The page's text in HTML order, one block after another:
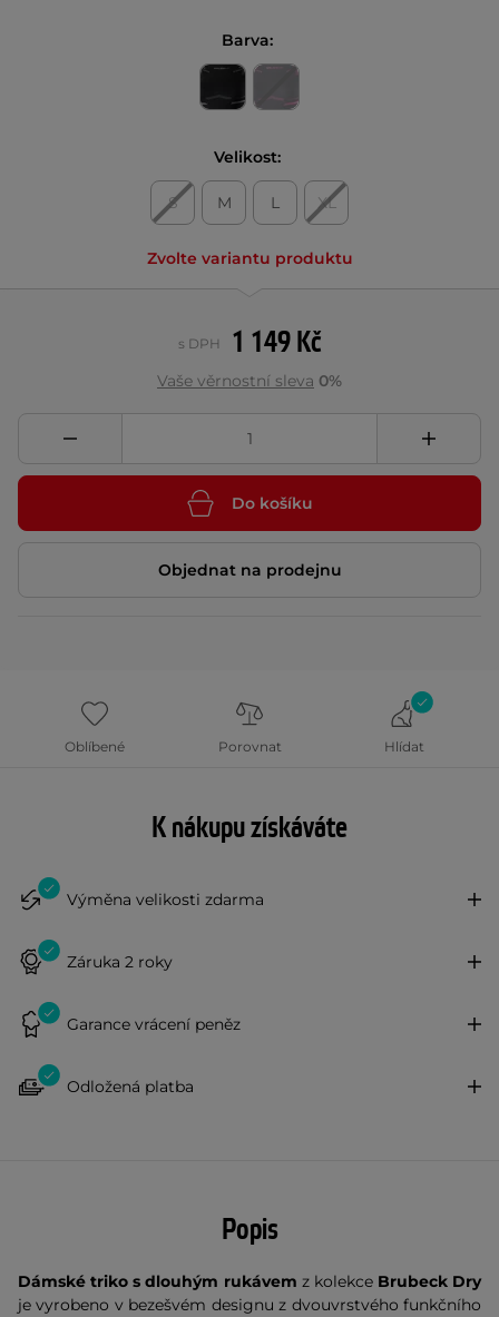
Barva:
Velikost:
S M L XL
Zvolte variantu produktu
1 149 Kč
s DPH
Vaše věrnostní sleva 0%
Do košíku
Objednat na prodejnu
Oblíbené Porovnat Hlídat
K nákupu získáváte
Výměna velikosti zdarma
Záruka 2 roky
Garance vrácení peněz
Odložená platba
Popis
Dámské triko s dlouhým rukávem z kolekceBrubeck Dry
je vyrobeno v bezešvém designu z dvouvrstvého funkčního